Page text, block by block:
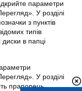
параметри
У розділі
з пунктів
типів
в папці
У розділі
прапорець